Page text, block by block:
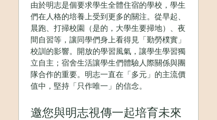
由於明志是個要求學生全體住宿的學校，學生
們在人格的培養上受到更多的關注。從早起、
晨跑、打掃校園（是的，大學生要掃地）、夜
間自習等，讓同學們身上看得見「勤勞樸實」
校訓的影響。開放的學習風氣，讓學生學習獨
立自主；宿舍生活讓學生們體驗人際關係與團
隊合作的重要。明志一直在「多元」的主流價
值中，堅持「只作唯一」的信念。
邀您與明志視傳一起培育未來